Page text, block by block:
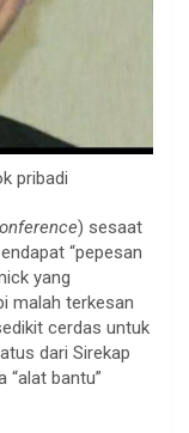
pribadi
) sesaat
“pepesan
yang
malah terkesan
cerdas untuk
dari Sirekap
“alat bantu”